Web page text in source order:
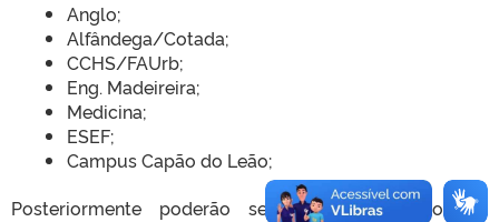
Anglo;
Alfândega/Cotada;
CCHS/FAUrb;
Eng. Madeireira;
Medicina;
ESEF;
Campus Capão do Leão;
Posteriormente poderão ser contemplados outros